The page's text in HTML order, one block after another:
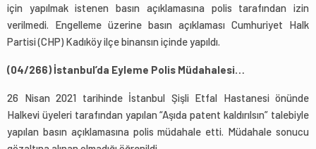
için yapılmak istenen basın açıklamasına polis tarafından izin
verilmedi. Engelleme üzerine basın açıklaması Cumhuriyet Halk
Partisi (CHP) Kadıköy ilçe binansın içinde yapıldı.
(04/266) İstanbul’da Eyleme Polis Müdahalesi…
26 Nisan 2021 tarihinde İstanbul Şişli Etfal Hastanesi önünde
Halkevi üyeleri tarafından yapılan “Aşıda patent kaldırılsın” talebiyle
yapılan basın açıklamasına polis müdahale etti. Müdahale sonucu